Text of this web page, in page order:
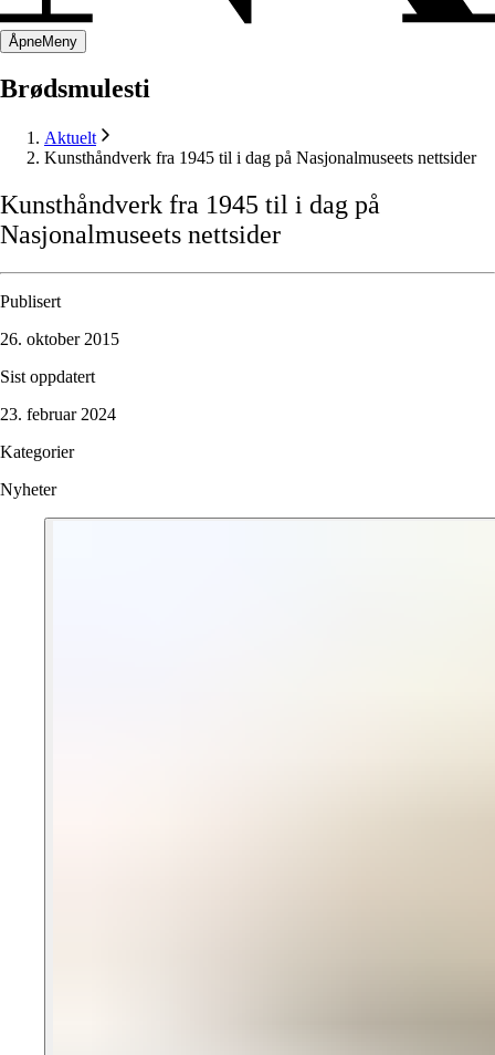
ÅpneMeny
Brødsmulesti
Aktuelt
Kunsthåndverk fra 1945 til i dag på Nasjonalmuseets nettsider
Kunsthåndverk fra 1945 til i dag på
Nasjonalmuseets nettsider
Publisert
26. oktober 2015
Sist oppdatert
23. februar 2024
Kategorier
Nyheter